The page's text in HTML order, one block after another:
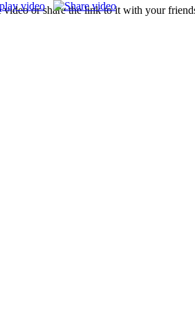
or share the link to it with your